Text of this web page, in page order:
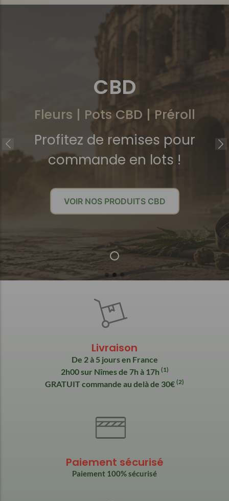
CBD
Fleurs | Pots CBD | Préroll
Profitez de remises pour
commande en lots !
VOIR NOS PRODUITS CBD
E-liquides
Nouveautés 2025
profitez de nos promotions !
VOIR NOS E-LIQUIDES
Livraison
De 2 à 5 jours en France
2h00 sur Nîmes de 7h à 17h (1)
GRATUIT commande au delà de 30€ (2)
Paiement sécurisé
Paiement 100% sécurisé